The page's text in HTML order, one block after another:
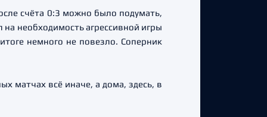
счёта 0:3 можно было подумать,
необходимость агрессивной игры
немного не повезло. Соперник
матчах всё иначе, а дома, здесь, в